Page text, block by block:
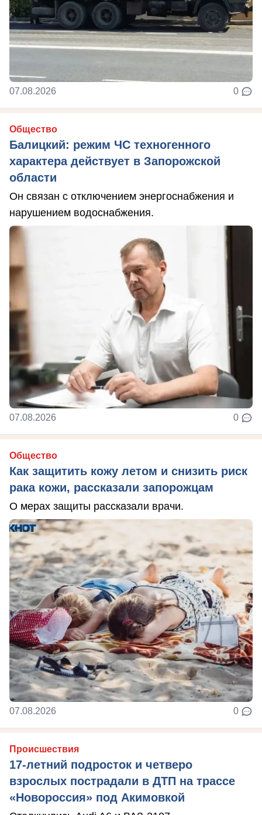
07.08.2026 0
Общество
Балицкий: режим ЧС техногенного
характера действует в Запорожской
области
Он связан с отключением энергоснабжения и
нарушением водоснабжения.
07.08.2026 0
Общество
Как защитить кожу летом и снизить риск
рака кожи, рассказали запорожцам
О мерах защиты рассказали врачи.
07.08.2026 0
Происшествия
17-летний подросток и четверо
взрослых пострадали в ДТП на трассе
«Новороссия» под Акимовкой